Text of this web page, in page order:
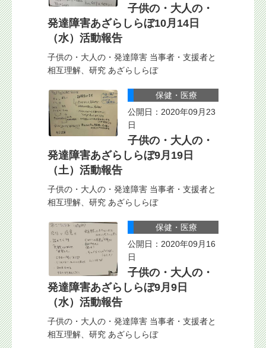
子供の・大人の・
発達障害あざらしらぼ10月14日
（水）活動報告
子供の・大人の・発達障害 当事者・支援者と
相互理解、研究 あざらしらぼ
保健・医療
公開日：2020年09月23
日
子供の・大人の・
発達障害あざらしらぼ9月19日
（土）活動報告
子供の・大人の・発達障害 当事者・支援者と
相互理解、研究 あざらしらぼ
保健・医療
公開日：2020年09月16
日
子供の・大人の・
発達障害あざらしらぼ9月9日
（水）活動報告
子供の・大人の・発達障害 当事者・支援者と
相互理解、研究 あざらしらぼ